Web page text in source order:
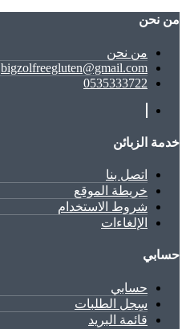
ﻣﻦ ﻧﺤﻦ
ﻣﻦ ﻧﺤﻦ
bigzolfreegluten@gmail.com
0535333722
خدمة الزبائن
اتصل بنا
خريطة الموقع
شروط الاستخدام
الإلغاءات
حسابي
حسابي
سِجل الطلبات
قائمة البريد